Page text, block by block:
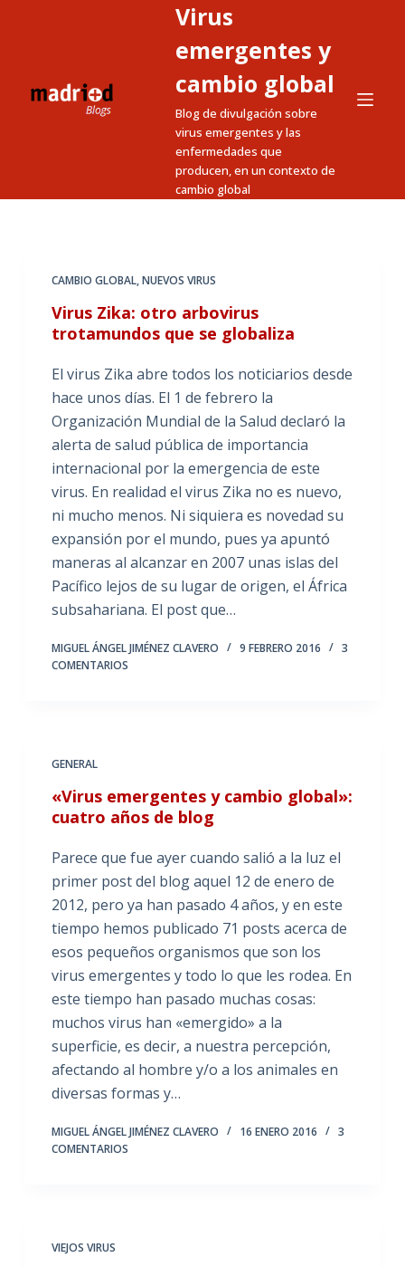
Virus
emergentes y
cambio global
Blog de divulgación sobre
virus emergentes y las
enfermedades que
producen, en un contexto de
cambio global
CAMBIO GLOBAL,NUEVOS VIRUS
Virus Zika: otro arbovirus
trotamundos que se globaliza
El virus Zika abre todos los noticiarios desde
hace unos días. El 1 de febrero la
Organización Mundial de la Salud declaró la
alerta de salud pública de importancia
internacional por la emergencia de este
virus. En realidad el virus Zika no es nuevo,
ni mucho menos. Ni siquiera es novedad su
expansión por el mundo, pues ya apuntó
maneras al alcanzar en 2007 unas islas del
Pacífico lejos de su lugar de origen, el África
subsahariana. El post que…
MIGUEL ÁNGEL JIMÉNEZ CLAVERO 9 FEBRERO 2016
3
COMENTARIOS
GENERAL
«Virus emergentes y cambio global»:
cuatro años de blog
Parece que fue ayer cuando salió a la luz el
primer post del blog aquel 12 de enero de
2012, pero ya han pasado 4 años, y en este
tiempo hemos publicado 71 posts acerca de
esos pequeños organismos que son los
virus emergentes y todo lo que les rodea. En
este tiempo han pasado muchas cosas:
muchos virus han «emergido» a la
superficie, es decir, a nuestra percepción,
afectando al hombre y/o a los animales en
diversas formas y…
MIGUEL ÁNGEL JIMÉNEZ CLAVERO 16 ENERO 2016
3
COMENTARIOS
VIEJOS VIRUS